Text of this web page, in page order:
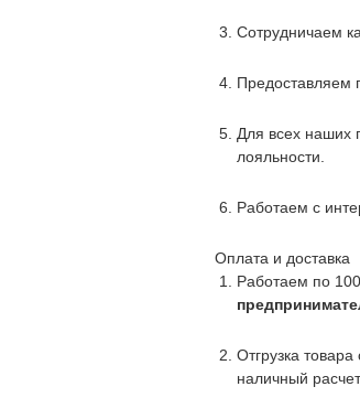
Сотрудничаем
Предоставляем
Для всех наших
лояльности.
Работаем с
Оплата и доставка
Работаем по
Отгрузка
наличный